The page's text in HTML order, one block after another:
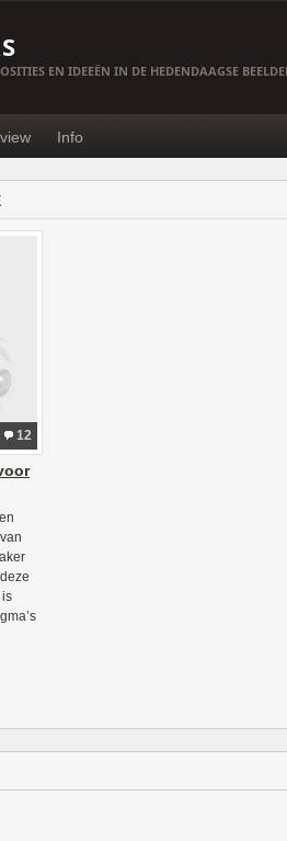
EN IDEEËN IN DE HEDENDAAGSE
Info
12
is